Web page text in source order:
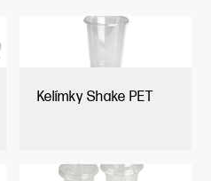
Kelímky Shake PET